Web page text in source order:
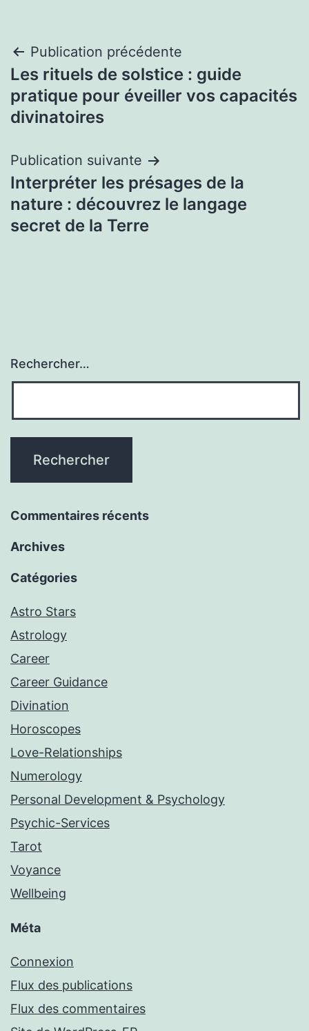
Navigation
de
l’article
Publication précédente
Les rituels de solstice : guide
pratique pour éveiller vos capacités
divinatoires
Publication suivante
Interpréter les présages de la
nature : découvrez le langage
secret de la Terre
Rechercher…
Commentaires récents
Archives
Catégories
Astro Stars
Astrology
Career
Career Guidance
Divination
Horoscopes
Love-Relationships
Numerology
Personal Development & Psychology
Psychic-Services
Tarot
Voyance
Wellbeing
Méta
Connexion
Flux des publications
Flux des commentaires